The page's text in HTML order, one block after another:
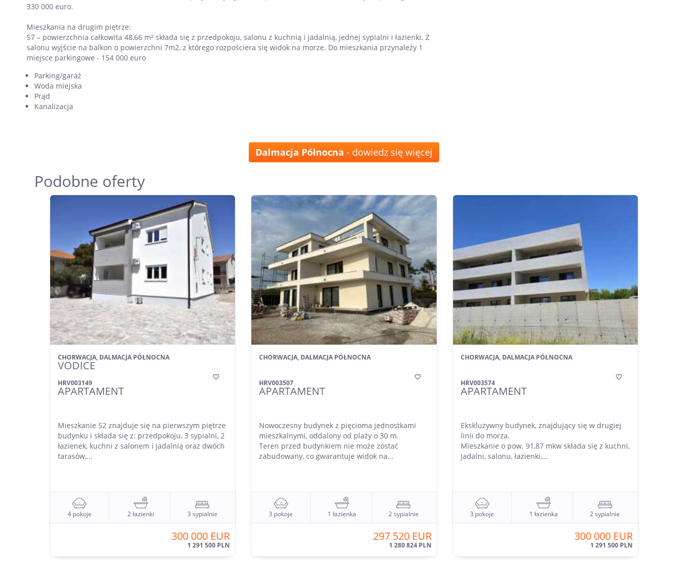
330 000 euro.
Mieszkania na drugim piętrze:
S7 – powierzchnia całkowita 48,66 m² składa się z przedpokoju, salonu z kuchnią i jadalnią, jednej sypialni i łazienki. Z
salonu wyjście na balkon o powierzchni 7m2, z którego rozpościera się widok na morze. Do mieszkania przynależy 1
miejsce parkingowe - 154 000 euro
Parking/garaż
Woda miejska
Prąd
Kanalizacja
Dalmacja Północna - dowiedz się więcej
Podobne oferty
CHORWACJA, DALMACJA PÓŁNOCNA
VODICE
HRV003149
APARTAMENT

Mieszkanie S2 znajduje się na pierwszym piętrze
budynku i składa się z: przedpokoju, 3 sypialni, 2
łazienek, kuchni z salonem i jadalnią oraz dwóch
tarasów,...
4 pokoje 2 łazienki 3 sypialnie
300 000 EUR
1 291 500 PLN
CHORWACJA, DALMACJA PÓŁNOCNA
HRV003507
APARTAMENT

Nowoczesny budynek z pięcioma jednostkami
mieszkalnymi, oddalony od plaży o 30 m.
Teren przed budynkiem nie może zostać
zabudowany, co gwarantuje widok na...
3 pokoje 1 łazienka 2 sypialnie
297 520 EUR
1 280 824 PLN
CHORWACJA, DALMACJA PÓŁNOCNA
HRV003574
APARTAMENT

Ekskluzywny budynek, znajdujący się w drugiej
linii do morza.
Mieszkanie o pow. 91,87 mkw składa się z kuchni,
jadalni, salonu, łazienki,...
3 pokoje 1 łazienka 2 sypialnie
300 000 EUR
1 291 500 PLN